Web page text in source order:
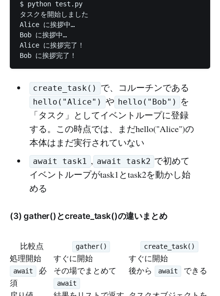
$ python test.py
タスクを開始しました
Alice に挨拶中…
Bob に挨拶中…
Alice に挨拶完了！
create_task() で、コルーチンである
hello("Alice") や hello("Bob")
を
「タスク」としてイベントループに登録
する。この時点では、まだhello("Alice")の
本体はまだ実行されていない
await task1 , await task2 で初めて
イベントループがtask1とtask2を動かし始
める
(3) gather()とcreate_task()の違いまとめ
比較点 gather() create_task()
処理開始 すぐに開始 すぐに開始
await
必
須
その場でまとめて
await
後から await できる